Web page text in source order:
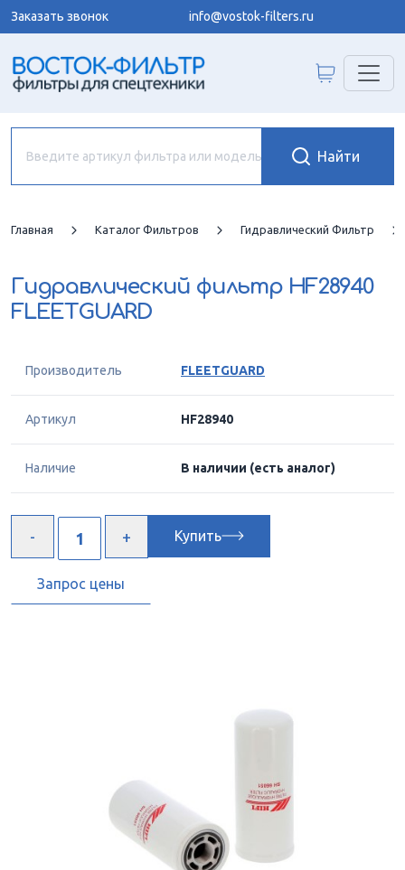
Заказать звонок info@vostok-filters.ru
Главная Каталог Фильтров Гидравлический Фильтр
Гидравлический фильтр HF28940
FLEETGUARD
Производитель FLEETGUARD
Артикул HF28940
Наличие В наличии (есть аналог)
Купить
Запрос цены